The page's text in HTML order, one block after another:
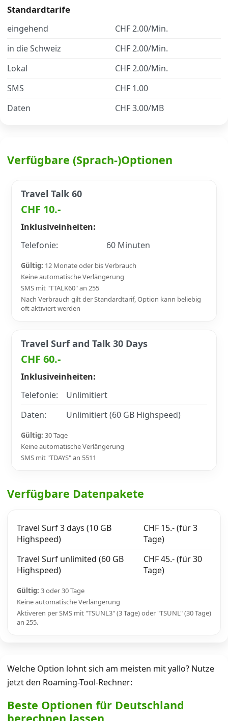
Über uns
Datenschutz
Standardtarife
eingehend
CHF 2.00/Min.
in die Schweiz
CHF 2.00/Min.
Lokal
CHF 2.00/Min.
SMS
CHF 1.00
Daten
CHF 3.00/MB
Verfügbare (Sprach-)Optionen
Travel Talk 60
CHF 10.-
Inklusiveinheiten:
Telefonie:
60 Minuten
Gültig: 12 Monate oder bis Verbrauch
Keine automatische Verlängerung
SMS mit "TTALK60" an 255
Nach Verbrauch gilt der Standardtarif, Option kann beliebig
oft aktiviert werden
Travel Surf and Talk 30 Days
CHF 60.-
Inklusiveinheiten:
Telefonie:
Unlimitiert
Daten:
Unlimitiert (60 GB Highspeed)
Gültig: 30 Tage
Keine automatische Verlängerung
SMS mit "TDAYS" an 5511
Verfügbare Datenpakete
Travel Surf 3 days (10 GB
Highspeed)
CHF 15.- (für 3
Tage)
Travel Surf unlimited (60 GB
Highspeed)
CHF 45.- (für 30
Tage)
Gültig: 3 oder 30 Tage
Keine automatische Verlängerung
Aktiveren per SMS mit "TSUNL3" (3 Tage) oder "TSUNL" (30 Tage)
an 255.
Welche Option lohnt sich am meisten mit yallo? Nutze
jetzt den Roaming-Tool-Rechner:
Beste Optionen für Deutschland